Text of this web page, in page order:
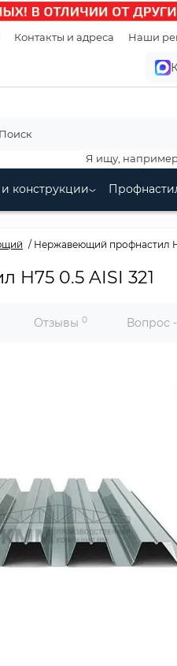
Контакты и адреса Наши
Я ищу,
конструкции
Нержавеющий профнастил
0.5 AISI 321
Отзывы 0 Вопрос